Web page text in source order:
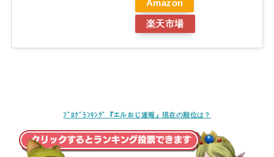
Amazon
楽天市場
ﾌﾞﾛｸﾞﾗﾝｷﾝｸﾞ『エルおじ速報』現在の順位は？